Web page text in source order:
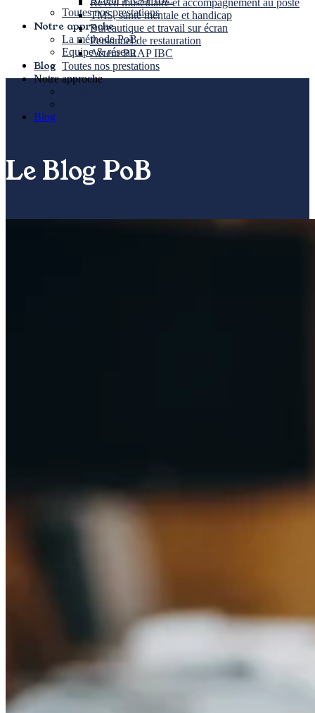
Toutes nos prestations
Notre approche
La méthode PoB
Equipe & réseau
Blog
Réveil musculaire et accompagnement au poste
TMS, santé mentale et handicap
Bureautique et travail sur écran
Personnel de restauration
Acteur PRAP IBC
Toutes nos prestations
Notre approche
Blog
Le Blog PoB